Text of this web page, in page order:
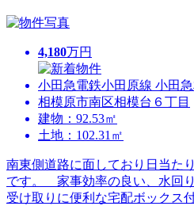
4,180万円
小田急電鉄小田原線 小田
相模原市南区相模台６丁目
建物：92.53㎡
土地：102.31㎡
南東側道路に面しており日当た
です。 家事効率の良い、水回
受け取りに便利な宅配ボック